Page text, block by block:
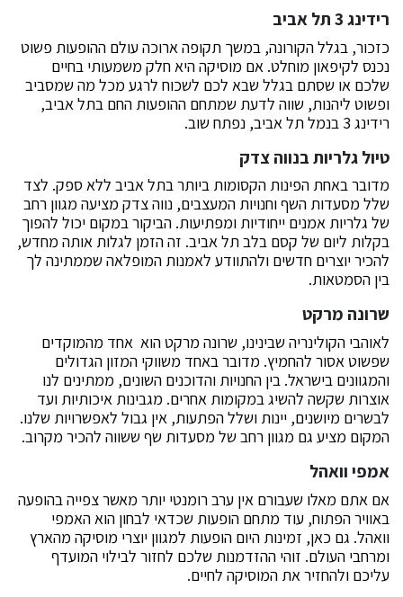
רידינג 3 תל אביב
כזכור, בגלל הקורונה, במשך תקופה ארוכה עולם ההופעות פשוט
נכנס לקיפאון מוחלט. אם מוסיקה היא חלק משמעותי בחיים
שלכם או שסתם בגלל שבא לכם לשכוח לרגע מכל מה שמסביב
ופשוט ליהנות, שווה לדעת שמתחם ההופעות החם בתל אביב,
רידינג 3 בנמל תל אביב, נפתח שוב.
טיול גלריות בנווה צדק
מדובר באחת הפינות הקסומות ביותר בתל אביב ללא ספק. לצד
שלל מסעדות השף וחנויות המעצבים, נווה צדק מציעה מגוון רחב
של גלריות אמנים ייחודיות ומפתיעות. הביקור במקום יכול להפוך
בקלות ליום של קסם בלב תל אביב. זה הזמן לגלות אותה מחדש,
להכיר יוצרים חדשים ולהתוודע לאמנות המופלאה שממתינה לך
בין הסמטאות.
שרונה מרקט
לאוהבי הקולינריה שבינינו, שרונה מרקט הוא אחד מהמוקדים
שפשוט אסור להחמיץ. מדובר באחד משווקי המזון הגדולים
והמגוונים בישראל. בין החנויות והדוכנים השונים, ממתינים לנו
אוצרות שקשה להשיג במקומות אחרים. מגבינות איכותיות ועד
לבשרים מיושנים, יינות ושלל הפתעות, אין גבול לאפשרויות שלנו.
המקום מציע גם מגוון רחב של מסעדות שף ששווה להכיר מקרוב.
אמפי וואהל
אם אתם מאלו שעבורם אין ערב רומנטי יותר מאשר צפייה בהופעה
באוויר הפתוח, עוד מתחם הופעות שכדאי לבחון הוא האמפי
וואהל. גם כאן, זמינות היום הופעות למגוון יוצרי מוסיקה מהארץ
ומרחבי העולם. זוהי ההזדמנות שלכם לחזור לבילוי המועדף
עליכם ולהחזיר את המוסיקה לחיים.